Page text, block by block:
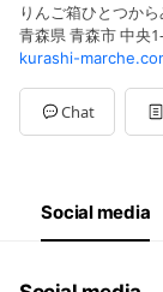
りんご箱ひとつか
青森県 青森市 中央
kurashi-
Chat
Social media